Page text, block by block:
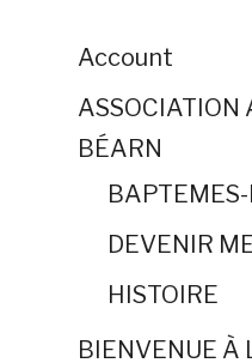
Account
ASSOCIATION
BÉARN
DEVENIR
HISTOIRE
BIENVENUE À